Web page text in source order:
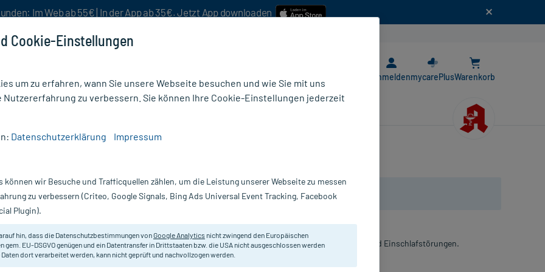
Im Web ab 55€ | In der App ab 35€. Jetzt App downloaden
AnmeldenmycarePlusWarenkorb
Nur für kurze Zeit:Gratis-Versand* ab 19€ Mindestbestellwert!
Nr. 33,
Arzneitee zur Anwendung bei nervösen Erregungszuständen und Einschlafstörungen.
Darreichung:
Filterbeutel
Cookie-Einstellungen
um zu erfahren, wann Sie unsere Webseite besuchen und wie Sie mit uns
Nutzererfahrung zu verbessern. Sie können Ihre Cookie-Einstellungen jederzeit
Datenschutzerklärung Impressum
können wir Besuche und Trafficquellen zählen, um die Leistung unserer Webseite zu messen
zu verbessern (Criteo, Google Signals, Bing Ads Universal Event Tracking, Facebook
Plugin).
hin, dass die Datenschutzbestimmungen vonGoogle Analytics nicht zwingend den Europäischen
gem. EU-DSGVO genügen und ein Datentransfer in Drittstaaten bzw. die USA nicht ausgeschlossen werden
Daten dort verarbeitet werden, kann nicht geprüft und nachvollzogen werden.